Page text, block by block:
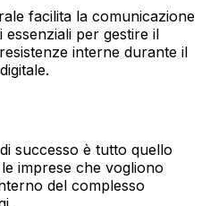
facilita la comunicazione
per gestire il
interne durante il
successo è tutto quello
imprese che vogliono
del complesso